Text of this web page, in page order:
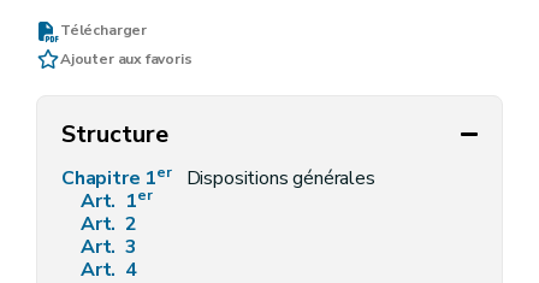
Télécharger
Ajouter aux favoris
Structure
Chapitre 1er
Dispositions générales
Art. 1er
Art. 2
Art. 3
Art. 4